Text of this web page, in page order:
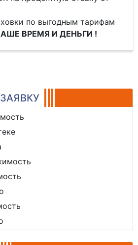
по выгодным тарифам
ВРЕМЯ И ДЕНЬГИ !